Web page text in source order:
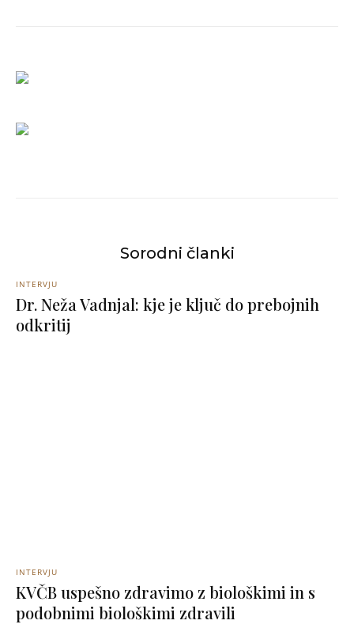
Sorodni članki
INTERVJU
Dr. Neža Vadnjal: kje je ključ do prebojnih
odkritij
INTERVJU
KVČB uspešno zdravimo z biološkimi in s
podobnimi biološkimi zdravili